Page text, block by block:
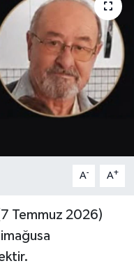
A- A+
Temmuz 2026)